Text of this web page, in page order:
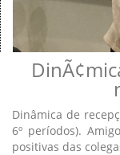
Dinâmica de
6º períodos).
positivas das